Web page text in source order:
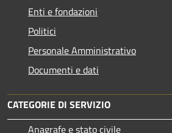
Enti e fondazioni
Politici
Personale Amministrativo
Documenti e dati
CATEGORIE DI SERVIZIO
Anagrafe e stato civile